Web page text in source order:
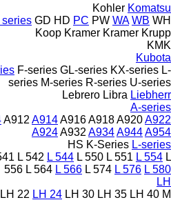
Kohler Komatsu
series GD HD PC PW WA WB WH
Koop Kramer Kramer Krupp
KMK
Kubota
F-series GL-series KX-series L-
series M-series R-series U-series
Lebrero Libra Liebherr
A-series
A912 A914A916A918A920A922
A924A932 A934A944A954
HS K-Series L-series
L 542 L 544 L 550 L 551 L 554 L
556 L 564 L 566 L 574 L 576 L 580
LH
LH 22 LH 24 LH 30 LH 35 LH 40 M